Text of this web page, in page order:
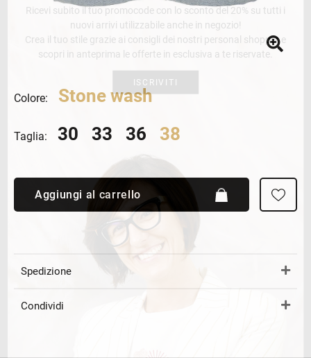
Colore: Stone wash
Taglia: 30 33 36 38
Aggiungi al carrello
Spedizione
Condividi
Ricevi subito il tuo promocode con lo sconto del 20% su tutti i
nuovi arrivi utilizzabile anche in negozio!
Crea il tuo stile grazie ai consigli dei nostri personal shopper e
scopri in anteprima le offerte in esclusiva a te riservate.
ISCRIVITI